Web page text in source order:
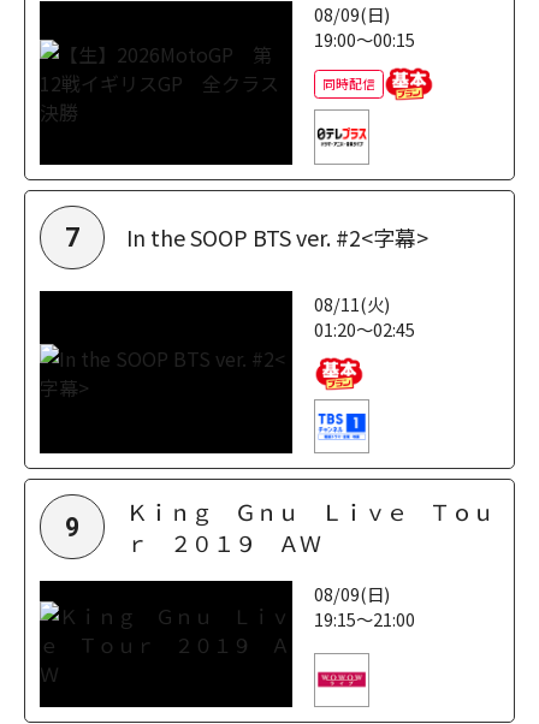
08/09(日)
19:00～00:15
同時配信
7 In the SOOP BTS ver. #2<字幕>
08/11(火)
01:20～02:45
9
Ｋｉｎｇ Ｇｎｕ Ｌｉｖｅ Ｔｏｕ
ｒ ２０１９ ＡＷ
08/09(日)
19:15～21:00